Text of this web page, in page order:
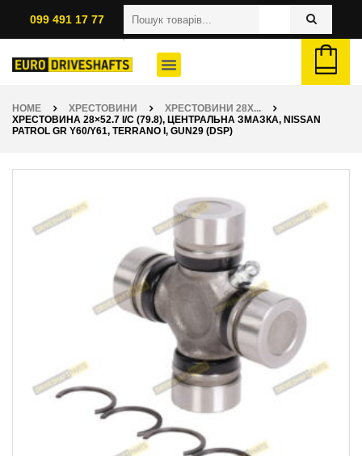
099 491 17 77
HOME ХРЕСТОВИНИ
ХРЕСТОВИНИ 28X...
ХРЕСТОВИНА 28×52.7 I/C (79.8), ЦЕНТРАЛЬНА ЗМАЗКА, NISSAN
PATROL GR Y60/Y61, TERRANO I, GUN29 (DSP)